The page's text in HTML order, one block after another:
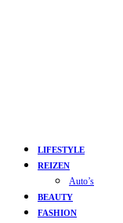
LIFESTYLE
REIZEN
Auto’s
BEAUTY
FASHION